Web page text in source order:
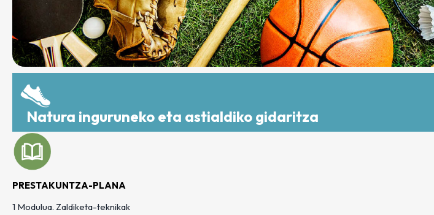
Natura inguruneko eta astialdiko gidaritza
PRESTAKUNTZA-PLANA
1 Modulua. Zaldiketa-teknikak